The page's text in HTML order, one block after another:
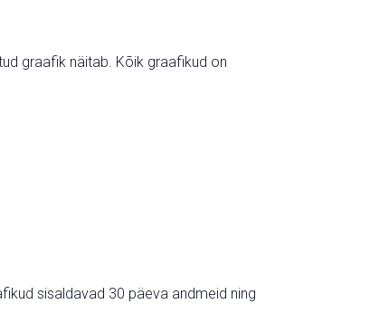
graafik näitab. Kõik graafikud on
sisaldavad 30 päeva andmeid ning